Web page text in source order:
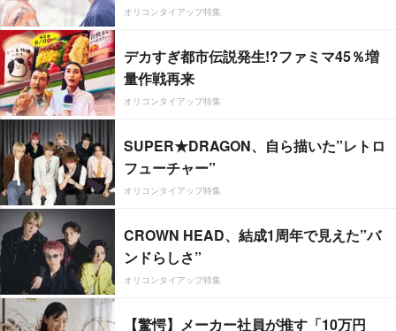
オリコンタイアップ特集
デカすぎ都市伝説発生!?ファミマ45％増
量作戦再来
オリコンタイアップ特集
SUPER★DRAGON、自ら描いた”レトロ
フューチャー”
オリコンタイアップ特集
CROWN HEAD、結成1周年で見えた”バ
ンドらしさ”
オリコンタイアップ特集
【驚愕】メーカー社員が推す「10万円